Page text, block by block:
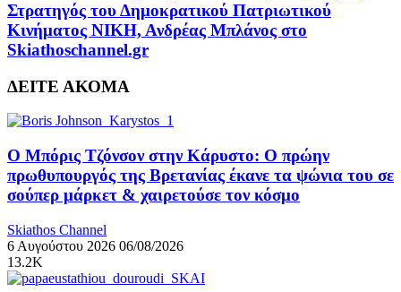
Στρατηγός του Δημοκρατικού Πατριωτικού
Κινήματος ΝΙΚΗ, Ανδρέας Μπλάνος στο
Skiathoschannel.gr
ΔΕΙΤΕ ΑΚΟΜΑ
Ο Μπόρις Τζόνσον στην Κάρυστο: Ο πρώην
πρωθυπουργός της Βρετανίας έκανε τα ψώνια του σε
σούπερ μάρκετ & χαιρετούσε τον κόσμο
Skiathos Channel
6 Αυγούστου 2026 06/08/2026
13.2K